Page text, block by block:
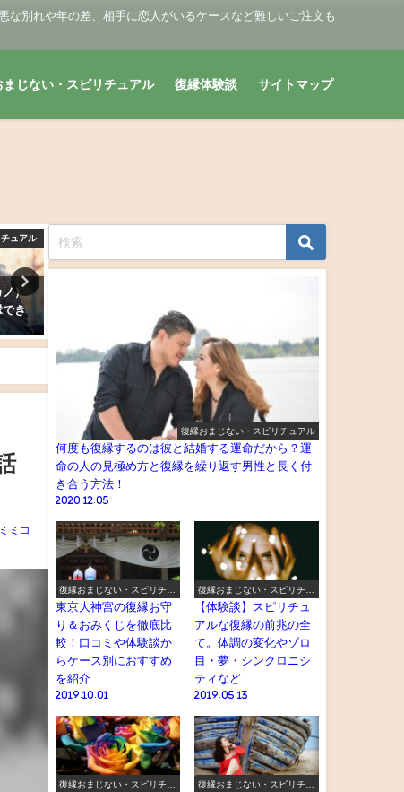
別れや年の差、相手に恋人がいるケースなど難しいご注文も
まじない・スピリチュアル 復縁体験談 サイトマップ
ュアル
）
でき
で元彼の現状や今後どうなるか
2019年3月21日
復縁おまじない・スピリ
2019年3月9日
ミコ
復縁おまじない・スピリチュアル
何度も復縁するのは彼と結婚する運命だから？運
命の人の見極め方と復縁を繰り返す男性と長く付
き合う方法！
2020.12.05
復縁おまじない・スピリチュ
アル
東京大神宮の復縁お守
り＆おみくじを徹底比
較！口コミや体験談か
らケース別におすすめ
を紹介
2019.10.01
復縁おまじない・スピリチュ
アル
【体験談】スピリチュ
アルな復縁の前兆の全
て。体調の変化やゾロ
目・夢・シンクロニシ
ティなど
2019.05.13
復縁おまじない・スピリチュ
復縁おまじない・スピリチュ